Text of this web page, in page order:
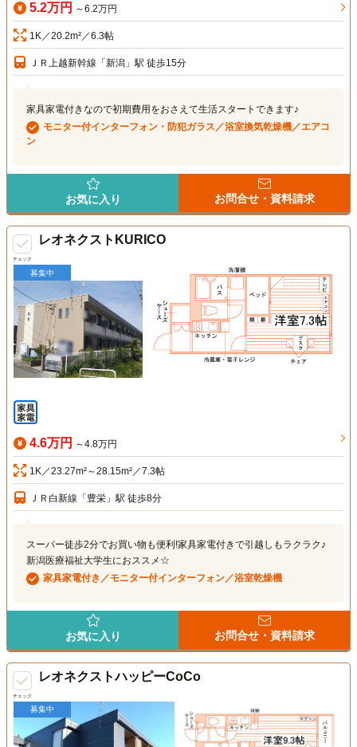
5.2万円 ～6.2万円
1K／20.2m²／6.3帖
ＪＲ上越新幹線「新潟」駅 徒歩15分
家具家電付きなので初期費用をおさえて生活スタートできます♪
モニター付インターフォン・防犯ガラス／浴室換気乾燥機／エアコ
ン
お気に入り お問合せ・資料請求
チェック
レオネクストKURICO
募集中
4.6万円 ～4.8万円
1K／23.27m²～28.15m²／7.3帖
ＪＲ白新線「豊栄」駅 徒歩8分
スーパー徒歩2分でお買い物も便利!家具家電付きで引越しもラクラク♪
新潟医療福祉大学生におススメ☆
家具家電付き／モニター付インターフォン／浴室乾燥機
お気に入り お問合せ・資料請求
チェック
レオネクストハッピーCoCo
募集中